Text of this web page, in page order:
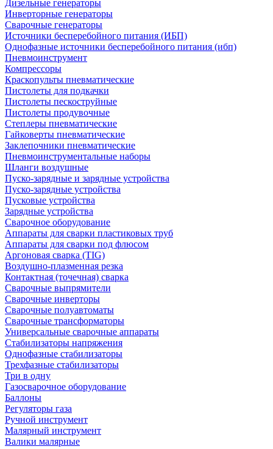
Дизельные генераторы
Инверторные генераторы
Сварочные генераторы
Источники бесперебойного питания (ИБП)
Однофазные источники бесперебойного питания (ибп)
Пневмоинструмент
Компрессоры
Краскопульты пневматические
Пистолеты для подкачки
Пистолеты пескоструйные
Пистолеты продувочные
Степлеры пневматические
Гайковерты пневматические
Заклепочники пневматические
Пневмоинструментальные наборы
Шланги воздушные
Пуско-зарядные и зарядные устройства
Пуско-зарядные устройства
Пусковые устройства
Зарядные устройства
Сварочное оборудование
Аппараты для сварки пластиковых труб
Аппараты для сварки под флюсом
Аргоновая сварка (TIG)
Воздушно-плазменная резка
Контактная (точечная) сварка
Сварочные выпрямители
Сварочные инверторы
Сварочные полуавтоматы
Сварочные трансформаторы
Универсальные сварочные аппараты
Стабилизаторы напряжения
Однофазные стабилизаторы
Трехфазные стабилизаторы
Три в одну
Газосварочное оборудование
Баллоны
Регуляторы газа
Ручной инструмент
Малярный инструмент
Валики малярные